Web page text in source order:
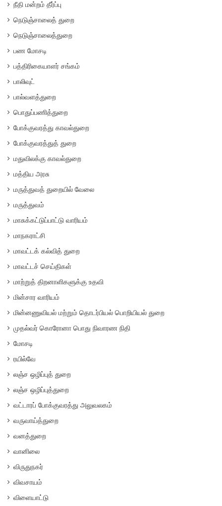
நீதி மன்றம் தீர்ப்பு
நெடுஞ்சாலைத் துறை
நெடுஞ்சாலைத்துறை
பண மோசடி
பத்திரிகையாளர் சங்கம்
பாலிவுட்
பால்வளத்துறை
பொதுப்பணித்துறை
போக்குவரத்து காவல்துறை
போக்குவரத்துத் துறை
மதுவிலக்கு காவல்துறை
மத்திய அரசு
மருத்துவத் துறையில் வேலை
மருத்துவம்
மாசுக்கட்டுப்பாட்டு வாரியம்
மாநகராட்சி
மாவட்டக் கல்வித் துறை
மாவட்டச் செய்திகள்
மாற்றுத் திறனாளிகளுக்கு உதவி
மின்சார வாரியம்
மின்னணுவியல் மற்றும் தொடர்பியல் பொறியியல் துறை
முதல்வர் கொரோனா பொது நிவாரண நிதி
மோசடி
ரயில்வே
லஞ்ச ஒழிப்புத் துறை
லஞ்ச ஒழிப்புத்துறை
வட்டாரப் போக்குவரத்து அலுவலகம்
வருவாய்த்துறை
வனத்துறை
வானிலை
விருதுநகர்
விவசாயம்
விளையாட்டு